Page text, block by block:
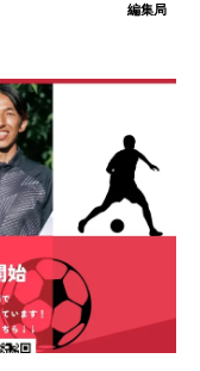
ラケット
体重
国際大会
大学
日本人
編集局